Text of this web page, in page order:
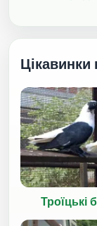
Троїцькі